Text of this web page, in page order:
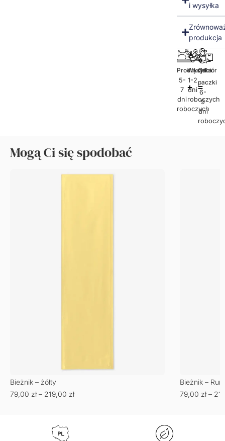
i wysyłka
produkcja
Produkcja
5-
7
dni
roboczych
Wysyłka
1-2
dni
roboczych
Odbiór
paczki
6-
9
dni
Mogą Ci się spodobać
Bieżnik – żółty
79,00 zł – 219,00 zł
Bieżnik –
79,00 zł –